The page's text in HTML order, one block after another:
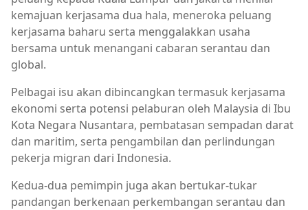
kemajuan kerjasama dua hala, meneroka peluang
kerjasama baharu serta menggalakkan usaha
bersama untuk menangani cabaran serantau dan
global.
Pelbagai isu akan dibincangkan termasuk kerjasama
ekonomi serta potensi pelaburan oleh Malaysia di Ibu
Kota Negara Nusantara, pembatasan sempadan darat
dan maritim, serta pengambilan dan perlindungan
pekerja migran dari Indonesia.
Kedua-dua pemimpin juga akan bertukar-tukar
pandangan berkenaan perkembangan serantau dan